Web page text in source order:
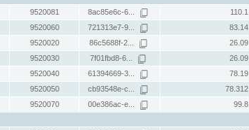
9520081 8ac85e6c-6... 110.1
9520060 721313e7-9... 83.14
9520020 86c5688f-2... 26.09
9520030 7f01fbd8-6... 26.09
9520040 61394669-3... 78.19
9520050 cb93548e-c... 78.312
9520070 00e386ac-e... 99.8